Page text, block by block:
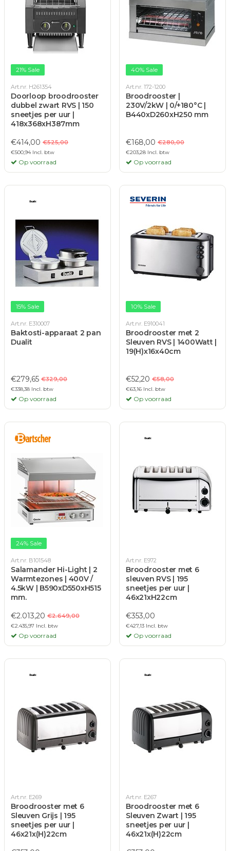
21% Sale
Art.nr. H261354
Doorloop broodrooster
dubbel zwart RVS | 150
sneetjes per uur |
418x368xH387mm
€414,00 €525,00
€500,94 Incl. btw
Op voorraad
40% Sale
Art.nr. 172-1200
Broodrooster |
230V/2kW | 0/+180°C |
B440xD260xH250 mm
€168,00 €280,00
€203,28 Incl. btw
Op voorraad
15% Sale
Art.nr. E310007
Baktosti-apparaat 2 pan
Dualit
€279,65 €329,00
€338,38 Incl. btw
Op voorraad
10% Sale
Art.nr. E910041
Broodrooster met 2
Sleuven RVS | 1400Watt |
19(H)x16x40cm
€52,20 €58,00
€63,16 Incl. btw
Op voorraad
24% Sale
Art.nr. B101548
Salamander Hi-Light | 2
Warmtezones | 400V /
4.5kW | B590xD550xH515
mm.
€2.013,20 €2.649,00
€2.435,97 Incl. btw
Op voorraad
Art.nr. E972
Broodrooster met 6
sleuven RVS | 195
sneetjes per uur |
46x21xH22cm
€353,00
€427,13 Incl. btw
Op voorraad
Art.nr. E269
Broodrooster met 6
Sleuven Grijs | 195
sneetjes per uur |
46x21x(H)22cm
Art.nr. E267
Broodrooster met 6
Sleuven Zwart | 195
sneetjes per uur |
46x21x(H)22cm